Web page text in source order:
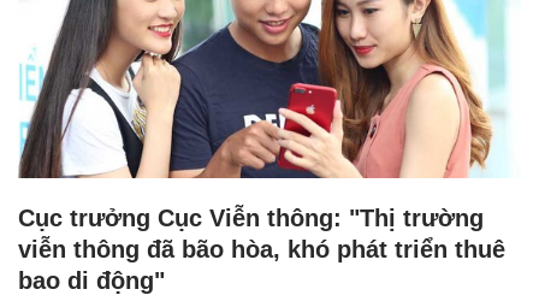
Cục trưởng Cục Viễn thông: "Thị trường
viễn thông đã bão hòa, khó phát triển thuê
bao di động"